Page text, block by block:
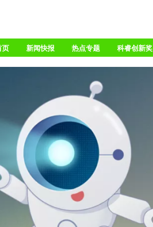
页 新闻快报 热点专题 科睿创新奖